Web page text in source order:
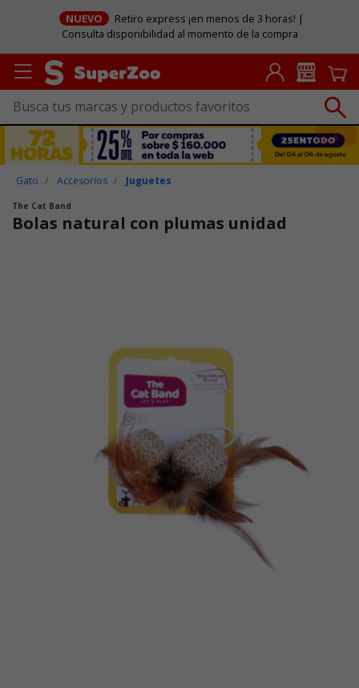
NUEVO
Retiro express ¡en menos de 3 horas! |
Consulta disponibilidad al momento de la compra
Gato Accesorios Juguetes
The Cat Band
Bolas natural con plumas unidad